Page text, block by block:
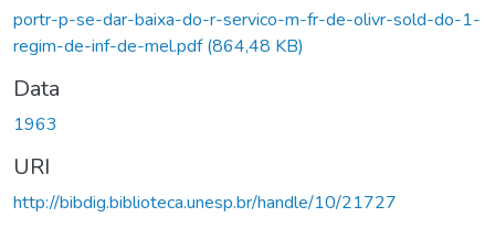
portr-p-se-dar-baixa-do-r-servico-m-fr-de-olivr-sold-do-1-
regim-de-inf-de-mel.pdf(864,48 KB)
Data
1963
URI
http://bibdig.biblioteca.unesp.br/handle/10/21727